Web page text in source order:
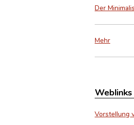
Der
Mehr
Weblinks
Vorstellung